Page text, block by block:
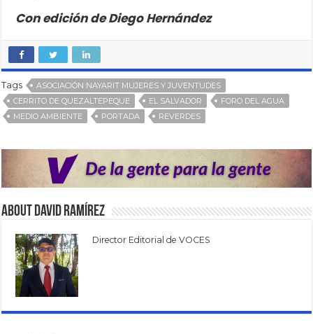
Con edición de Diego Hernández
Tags
ASOCIACIÓN NAYARIT MUJERES Y JUVENTUDES
CERRITO DE QUEZALTEPEQUE
EL SALVADOR
FORO DEL AGUA
MEDIO AMBIENTE
PORTADA REVERDES
About David Ramírez
Director Editorial de VOCES